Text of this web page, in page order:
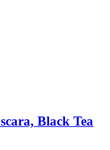
Black Tea